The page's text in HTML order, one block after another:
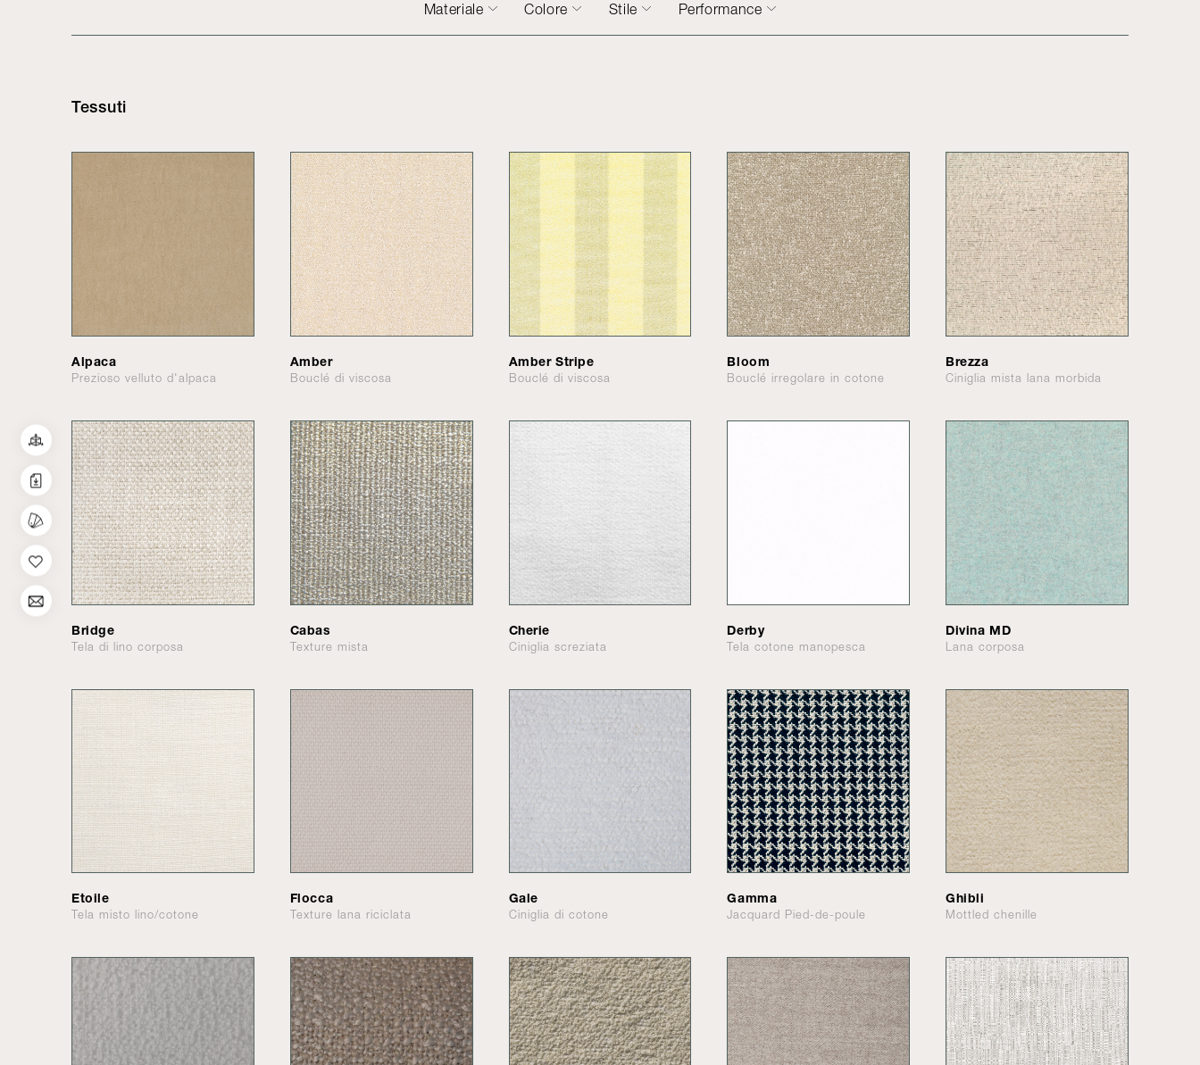
Materiale Colore Stile Performance
Tessuti
Alpaca
Prezioso velluto d'alpaca
Amber
Bouclé di viscosa
Amber Stripe
Bouclé di viscosa
Bloom
Bouclé irregolare in cotone
Brezza
Ciniglia mista lana morbida
Bridge
Tela di lino corposa
Cabas
Texture mista
Cherie
Ciniglia screziata
Derby
Tela cotone manopesca
Divina MD
Lana corposa
Etoile
Tela misto lino/cotone
Flocca
Texture lana riciclata
Gale
Ciniglia di cotone
Gamma
Jacquard Pied-de-poule
Ghibli
Mottled chenille